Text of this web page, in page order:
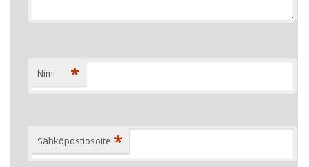
Nimi *
Sähköpostiosoite *